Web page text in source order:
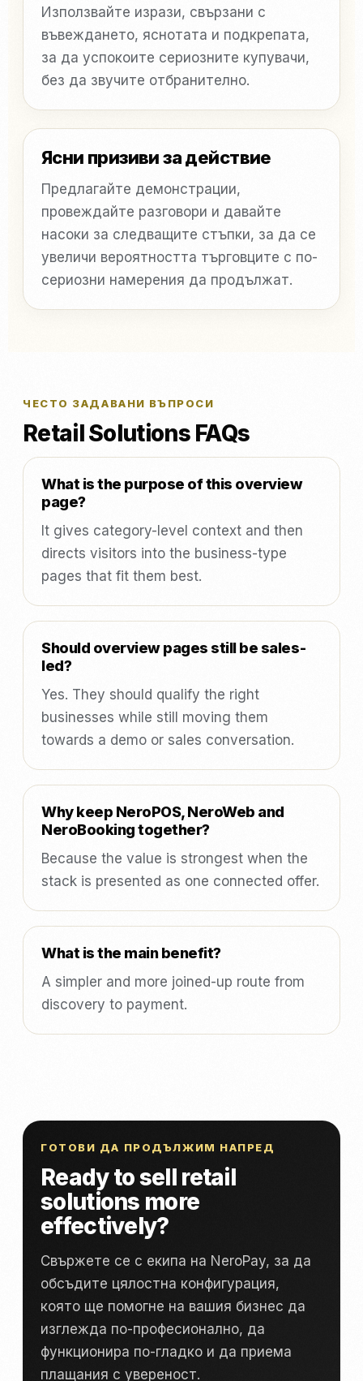
Използвайте изрази, свързани с
въвеждането, яснотата и подкрепата,
за да успокоите сериозните купувачи,
без да звучите отбранително.
Ясни призиви за действие
Предлагайте демонстрации,
провеждайте разговори и давайте
насоки за следващите стъпки, за да се
увеличи вероятността търговците с по-
сериозни намерения да продължат.
ЧЕСТО ЗАДАВАНИ ВЪПРОСИ
Retail Solutions FAQs
What is the purpose of this overview
page?
It gives category-level context and then
directs visitors into the business-type
pages that fit them best.
Should overview pages still be sales-
led?
Yes. They should qualify the right
businesses while still moving them
towards a demo or sales conversation.
Why keep NeroPOS, NeroWeb and
NeroBooking together?
Because the value is strongest when the
stack is presented as one connected offer.
What is the main benefit?
A simpler and more joined-up route from
discovery to payment.
ГОТОВИ ДА ПРОДЪЛЖИМ НАПРЕД
Ready to sell retail
solutions more
effectively?
Свържете се с екипа на NeroPay, за да
обсъдите цялостна конфигурация,
която ще помогне на вашия бизнес да
изглежда по-професионално, да
функционира по-гладко и да приема
плащания с увереност.